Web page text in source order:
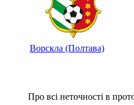
Ворскла (Полтава)
Про всі неточності в